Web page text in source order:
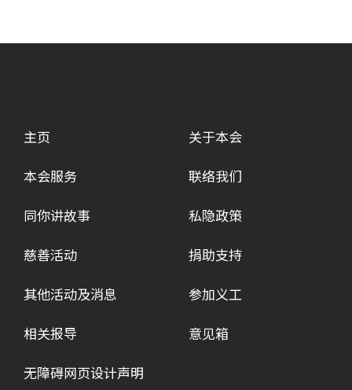
主页
本会服务
同你讲故事
慈善活动
其他活动及消息
相关报导
关于本会
联络我们
私隐政策
捐助支持
参加义工
意见箱
无障碍网页设计声明